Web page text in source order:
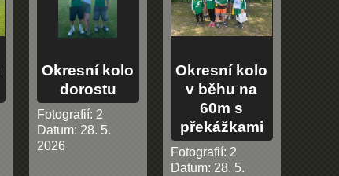
Okresní kolo
dorostu
Fotografií: 2
Datum: 28. 5.
2026
Okresní kolo
v běhu na
60m s
překážkami
Fotografií: 2
Datum: 28. 5.